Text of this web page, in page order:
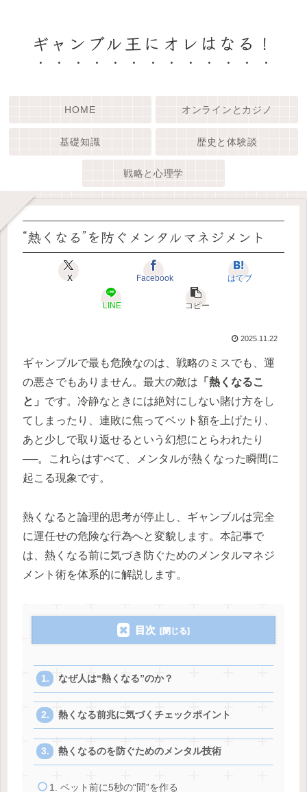
ギャンブル王にオレはなる！
HOME オンラインとカジノ
基礎知識 歴史と体験談
戦略と心理学
“熱くなる”を防ぐメンタルマネジメント
X Facebook はてブ
LINE コピー
2025.11.22
ギャンブルで最も危険なのは、戦略のミスでも、運
の悪さでもありません。最大の敵は 「熱くなるこ
と」 です。冷静なときには絶対にしない賭け方をし
てしまったり、連敗に焦ってベット額を上げたり、
あと少しで取り返せるという幻想にとらわれたり
──。これらはすべて、メンタルが熱くなった瞬間に
起こる現象です。
熱くなると論理的思考が停止し、ギャンブルは完全
に運任せの危険な行為へと変貌します。本記事で
は、熱くなる前に気づき防ぐためのメンタルマネジ
メント術を体系的に解説します。
目次
なぜ人は“熱くなる”のか？
熱くなる前兆に気づくチェックポイント
熱くなるのを防ぐためのメンタル技術
1. ベット前に5秒の“間”を作る